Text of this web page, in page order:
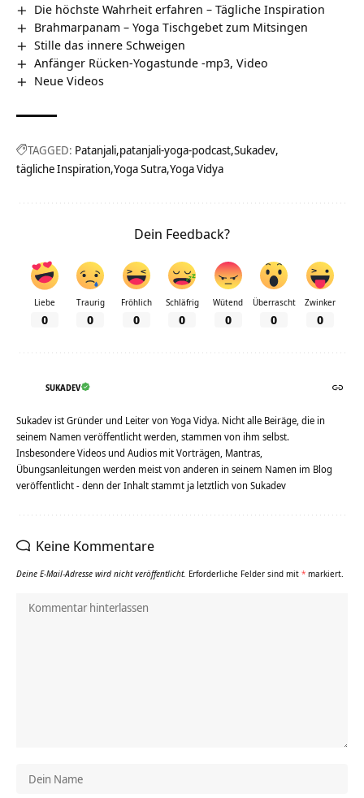
Die höchste Wahrheit erfahren – Tägliche Inspiration
Brahmarpanam – Yoga Tischgebet zum Mitsingen
Stille das innere Schweigen
Anfänger Rücken-Yogastunde -mp3, Video
Neue Videos
TAGGED: Patanjali patanjali-yoga-podcast Sukadev
tägliche Inspiration Yoga Sutra Yoga Vidya
Dein Feedback?
Liebe
0
Traurig
0
Fröhlich
0
Schläfrig
0
Wütend
0
Überrascht
0
Zwinker
0
SUKADEV
Sukadev ist Gründer und Leiter von Yoga Vidya. Nicht alle Beiräge, die in
seinem Namen veröffentlicht werden, stammen von ihm selbst.
Insbesondere Videos und Audios mit Vorträgen, Mantras,
Übungsanleitungen werden meist von anderen in seinem Namen im Blog
veröffentlicht - denn der Inhalt stammt ja letztlich von Sukadev
Keine Kommentare
Deine E-Mail-Adresse wird nicht veröffentlicht. Erforderliche Felder sind mit * markiert.